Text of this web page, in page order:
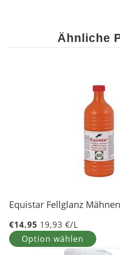
Ähnliche
Equistar Fellglanz
€14.95 19,93 €/L
Option wählen